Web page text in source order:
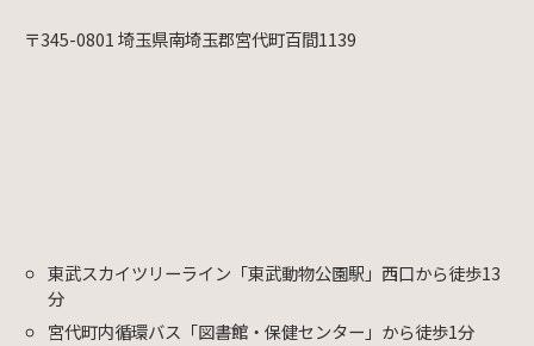
〒345-0801 埼玉県南埼玉郡宮代町百間1139
東武スカイツリーライン「東武動物公園駅」西口から徒歩13
分
宮代町内循環バス「図書館・保健センター」から徒歩1分